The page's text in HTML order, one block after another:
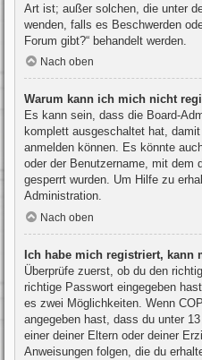
Art ist; außer solchen, die unter
wenden, falls es Beschwerden
Forum gibt?“ behandelt werden.
Nach oben
Warum kann ich mich nicht
Es kann sein, dass die Board-
komplett ausgeschaltet hat,
anmelden können. Es könnte
oder der Benutzername, mit dem
gesperrt wurden. Um Hilfe zu
Administration.
Nach oben
Ich habe mich registriert, kann
Überprüfe zuerst, ob du den
richtige Passwort eingegeben
es zwei Möglichkeiten. Wenn
angegeben hast, dass du unter
einer deiner Eltern oder deiner
Anweisungen folgen, die du